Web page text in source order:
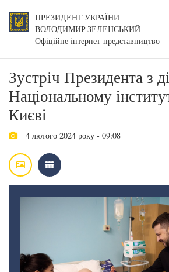
ПРЕЗИДЕНТ УКРАЇНИ
ВОЛОДИМИР ЗЕЛЕНСЬКИЙ
Офіційне інтернет-представництво
Зустріч Президента з
Національному
Києві
4 лютого 2024 року - 09:08